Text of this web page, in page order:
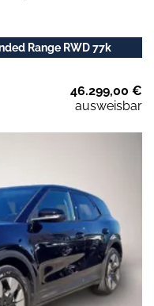
Range RWD 77k
46.299,00 €
ausweisbar